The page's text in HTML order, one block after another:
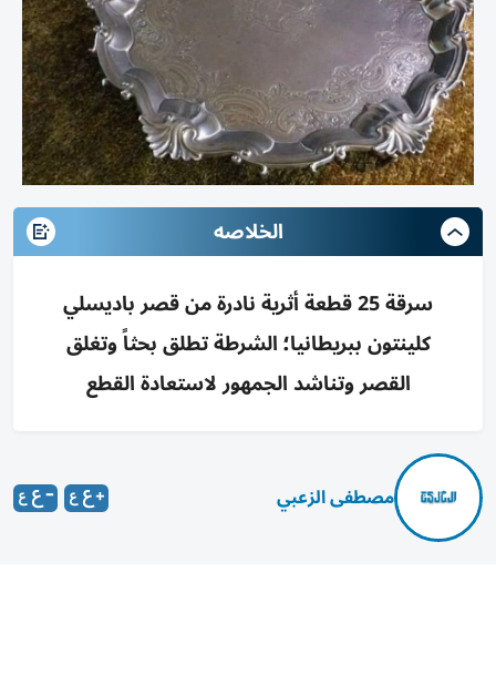
الخلاصه
سرقة 25 قطعة أثرية نادرة من قصر باديسلي
كلينتون ببريطانيا؛ الشرطة تطلق بحثاً وتغلق
القصر وتناشد الجمهور لاستعادة القطع
مصطفى الزعبي